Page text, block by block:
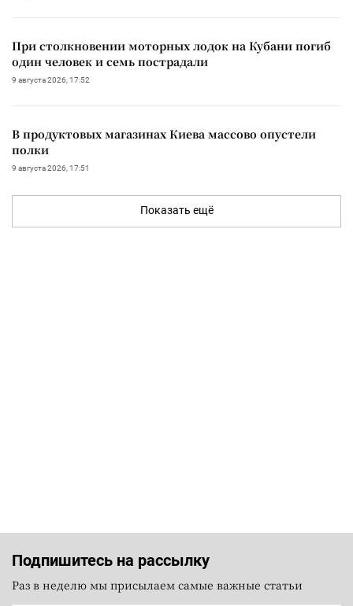
При столкновении моторных лодок на Кубани погиб
один человек и семь пострадали
9 августа 2026, 17:52
В продуктовых магазинах Киева массово опустели
полки
9 августа 2026, 17:51
Показать ещё
Подпишитесь на рассылку
Раз в неделю мы присылаем самые важные статьи